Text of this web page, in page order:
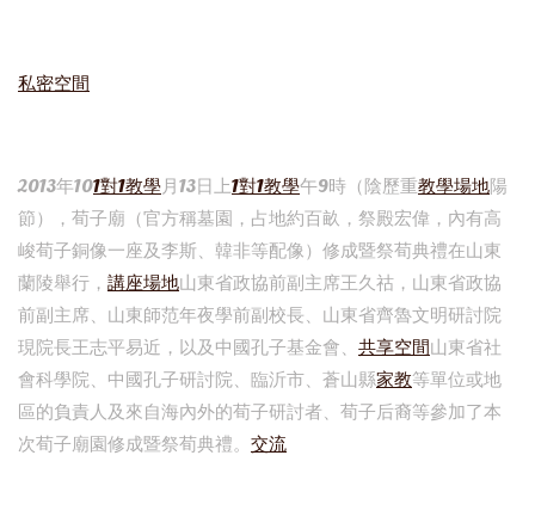
私密空間
2013年101對1教學月13日上1對1教學午9時（陰歷重教學場地陽
節），荀子廟（官方稱墓園，占地約百畝，祭殿宏偉，內有高
峻荀子銅像一座及李斯、韓非等配像）修成暨祭荀典禮在山東
蘭陵舉行， 講座場地山東省政協前副主席王久祜，山東省政協
前副主席、山東師范年夜學前副校長、山東省齊魯文明研討院
現院長王志平易近，以及中國孔子基金會、 共享空間山東省社
會科學院、中國孔子研討院、臨沂市、蒼山縣家教等單位或地
區的負責人及來自海內外的荀子研討者、荀子后裔等參加了本
次荀子廟園修成暨祭荀典禮。 交流